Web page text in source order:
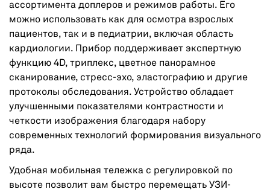
ассортимента доплеров и режимов работы. Его
можно использовать как для осмотра взрослых
пациентов, так и в педиатрии, включая область
кардиологии. Прибор поддерживает экспертную
функцию 4D, триплекс, цветное панорамное
сканирование, стресс-эхо, эластографию и другие
протоколы обследования. Устройство обладает
улучшенными показателями контрастности и
четкости изображения благодаря набору
современных технологий формирования визуального
ряда.
Удобная мобильная тележка с регулировкой по
высоте позволит вам быстро перемещать УЗИ-